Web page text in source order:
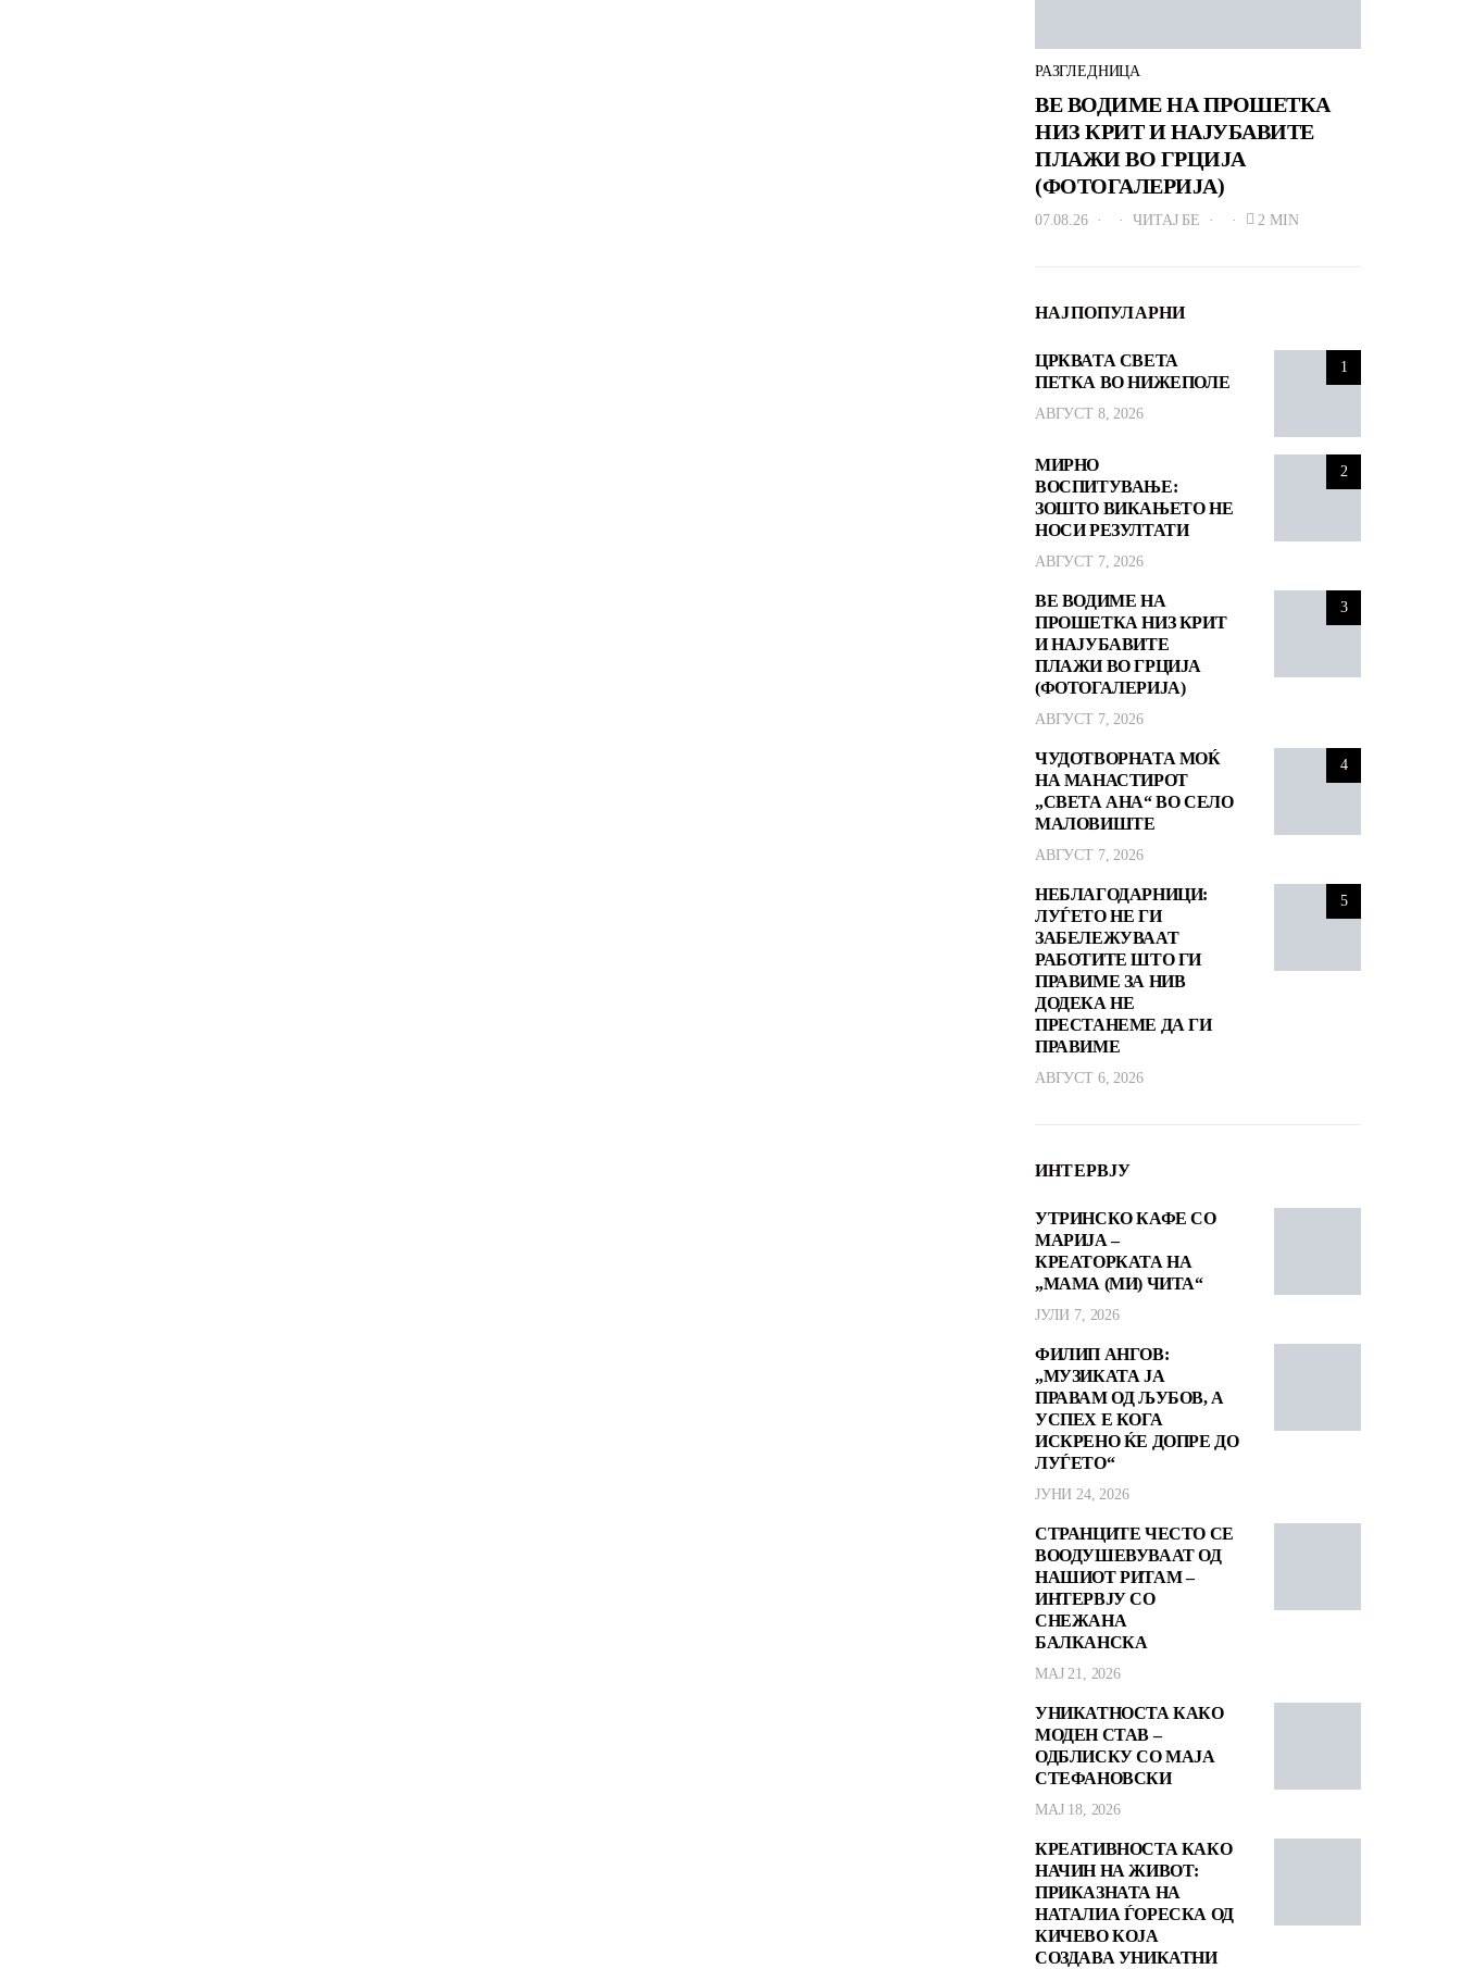
РАЗГЛЕДНИЦА
ВЕ ВОДИМЕ НА ПРОШЕТКА
НИЗ КРИТ И НАЈУБАВИТЕ
ПЛАЖИ ВО ГРЦИЈА
(ФОТОГАЛЕРИЈА)
07.08.26 ЧИТАЈ БЕ 2 MIN
НАЈПОПУЛАРНИ
1
ЦРКВАТА СВЕТА
ПЕТКА ВО НИЖЕПОЛЕ
АВГУСТ 8, 2026
2
МИРНО
ВОСПИТУВАЊЕ:
ЗОШТО ВИКАЊЕТО НЕ
НОСИ РЕЗУЛТАТИ
АВГУСТ 7, 2026
3
ВЕ ВОДИМЕ НА
ПРОШЕТКА НИЗ КРИТ
И НАЈУБАВИТЕ
ПЛАЖИ ВО ГРЦИЈА
(ФОТОГАЛЕРИЈА)
АВГУСТ 7, 2026
4
ЧУДОТВОРНАТА МОЌ
НА МАНАСТИРОТ
„СВЕТА АНА“ ВО СЕЛО
МАЛОВИШТЕ
АВГУСТ 7, 2026
5
НЕБЛАГОДАРНИЦИ:
ЛУЃЕТО НЕ ГИ
ЗАБЕЛЕЖУВААТ
РАБОТИТЕ ШТО ГИ
ПРАВИМЕ ЗА НИВ
ДОДЕКА НЕ
ПРЕСТАНЕМЕ ДА ГИ
ПРАВИМЕ
АВГУСТ 6, 2026
ИНТЕРВЈУ
УТРИНСКО КАФЕ СО
МАРИЈА –
КРЕАТОРКАТА НА
„МАМА (МИ) ЧИТА“
ЈУЛИ 7, 2026
ФИЛИП АНГОВ:
„МУЗИКАТА ЈА
ПРАВАМ ОД ЉУБОВ, А
УСПЕХ Е КОГА
ИСКРЕНО ЌЕ ДОПРЕ ДО
ЛУЃЕТО“
ЈУНИ 24, 2026
СТРАНЦИТЕ ЧЕСТО СЕ
ВООДУШЕВУВААТ ОД
НАШИОТ РИТАМ –
ИНТЕРВЈУ СО
СНЕЖАНА
БАЛКАНСКА
МАЈ 21, 2026
УНИКАТНОСТА КАКО
МОДЕН СТАВ –
ОДБЛИСКУ СО МАЈА
СТЕФАНОВСКИ
МАЈ 18, 2026
КРЕАТИВНОСТА КАКО
НАЧИН НА ЖИВОТ:
ПРИКАЗНАТА НА
НАТАЛИА ЃОРЕСКА ОД
КИЧЕВО КОЈА
СОЗДАВА УНИКАТНИ